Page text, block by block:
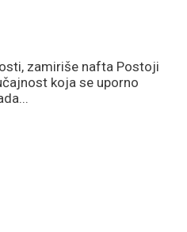
zamiriše nafta Postoji
koja se uporno